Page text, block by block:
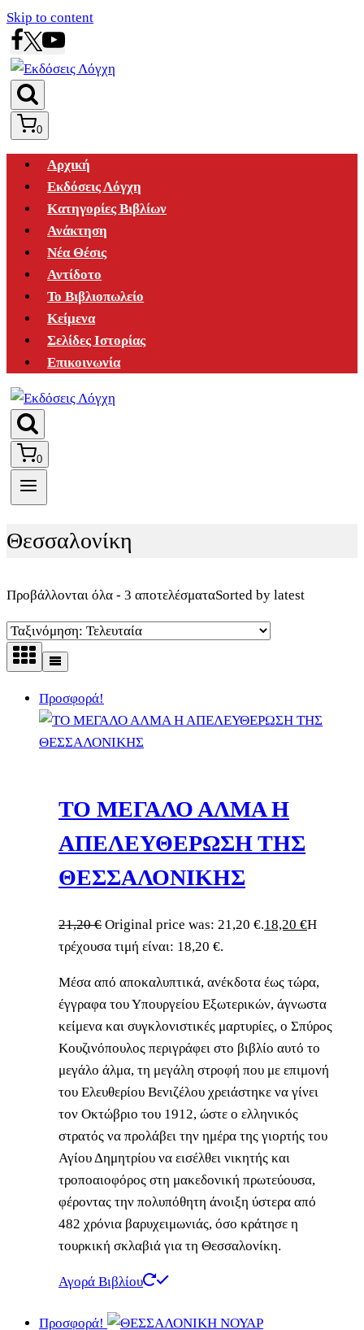
Skip to content
0
Αρχική
Εκδόσεις Λόγχη
Κατηγορίες Βιβλίων
Ανάκτηση
Νέα Θέσις
Αντίδοτο
Το Βιβλιοπωλείο
Κείμενα
Σελίδες Ιστορίας
Επικοινωνία
0
Θεσσαλονίκη
Προβάλλονται όλα - 3 αποτελέσματαSorted by latest
Προσφορά!
ΤΟ ΜΕΓΑΛΟ ΑΛΜΑ Η
ΑΠΕΛΕΥΘΕΡΩΣΗ ΤΗΣ
ΘΕΣΣΑΛΟΝΙΚΗΣ
21,20€ Original price was: 21,20 €.18,20 €Η
τρέχουσα τιμή είναι: 18,20 €.
Μέσα από αποκαλυπτικά, ανέκδοτα έως τώρα,
έγγραφα του Υπουργείου Εξωτερικών, άγνωστα
κείμενα και συγκλονιστικές μαρτυρίες, ο Σπύρος
Κουζινόπουλος περιγράφει στο βιβλίο αυτό το
μεγάλο άλμα, τη μεγάλη στροφή που με επιμονή
του Ελευθερίου Βενιζέλου χρειάστηκε να γίνει
τον Οκτώβριο του 1912, ώστε ο ελληνικός
στρατός να προλάβει την ημέρα της γιορτής του
Αγίου Δημητρίου να εισέλθει νικητής και
τροποαιοφόρος στη μακεδονική πρωτεύουσα,
φέροντας την πολυπόθητη άνοιξη ύστερα από
482 χρόνια βαρυχειμωνιάς, όσο κράτησε η
τουρκική σκλαβιά για τη Θεσσαλονίκη.
Αγορά Βιβλίου
Προσφορά!